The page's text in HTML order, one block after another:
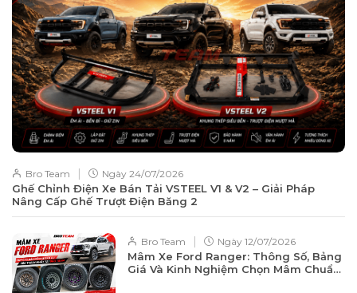
Bro Team Ngày 24/07/2026
Ghế Chỉnh Điện Xe Bán Tải VSTEEL V1 & V2 – Giải Pháp
Nâng Cấp Ghế Trượt Điện Băng 2
Bro Team Ngày 12/07/2026
Mâm Xe Ford Ranger: Thông Số, Bảng
Giá Và Kinh Nghiệm Chọn Mâm Chuẩn